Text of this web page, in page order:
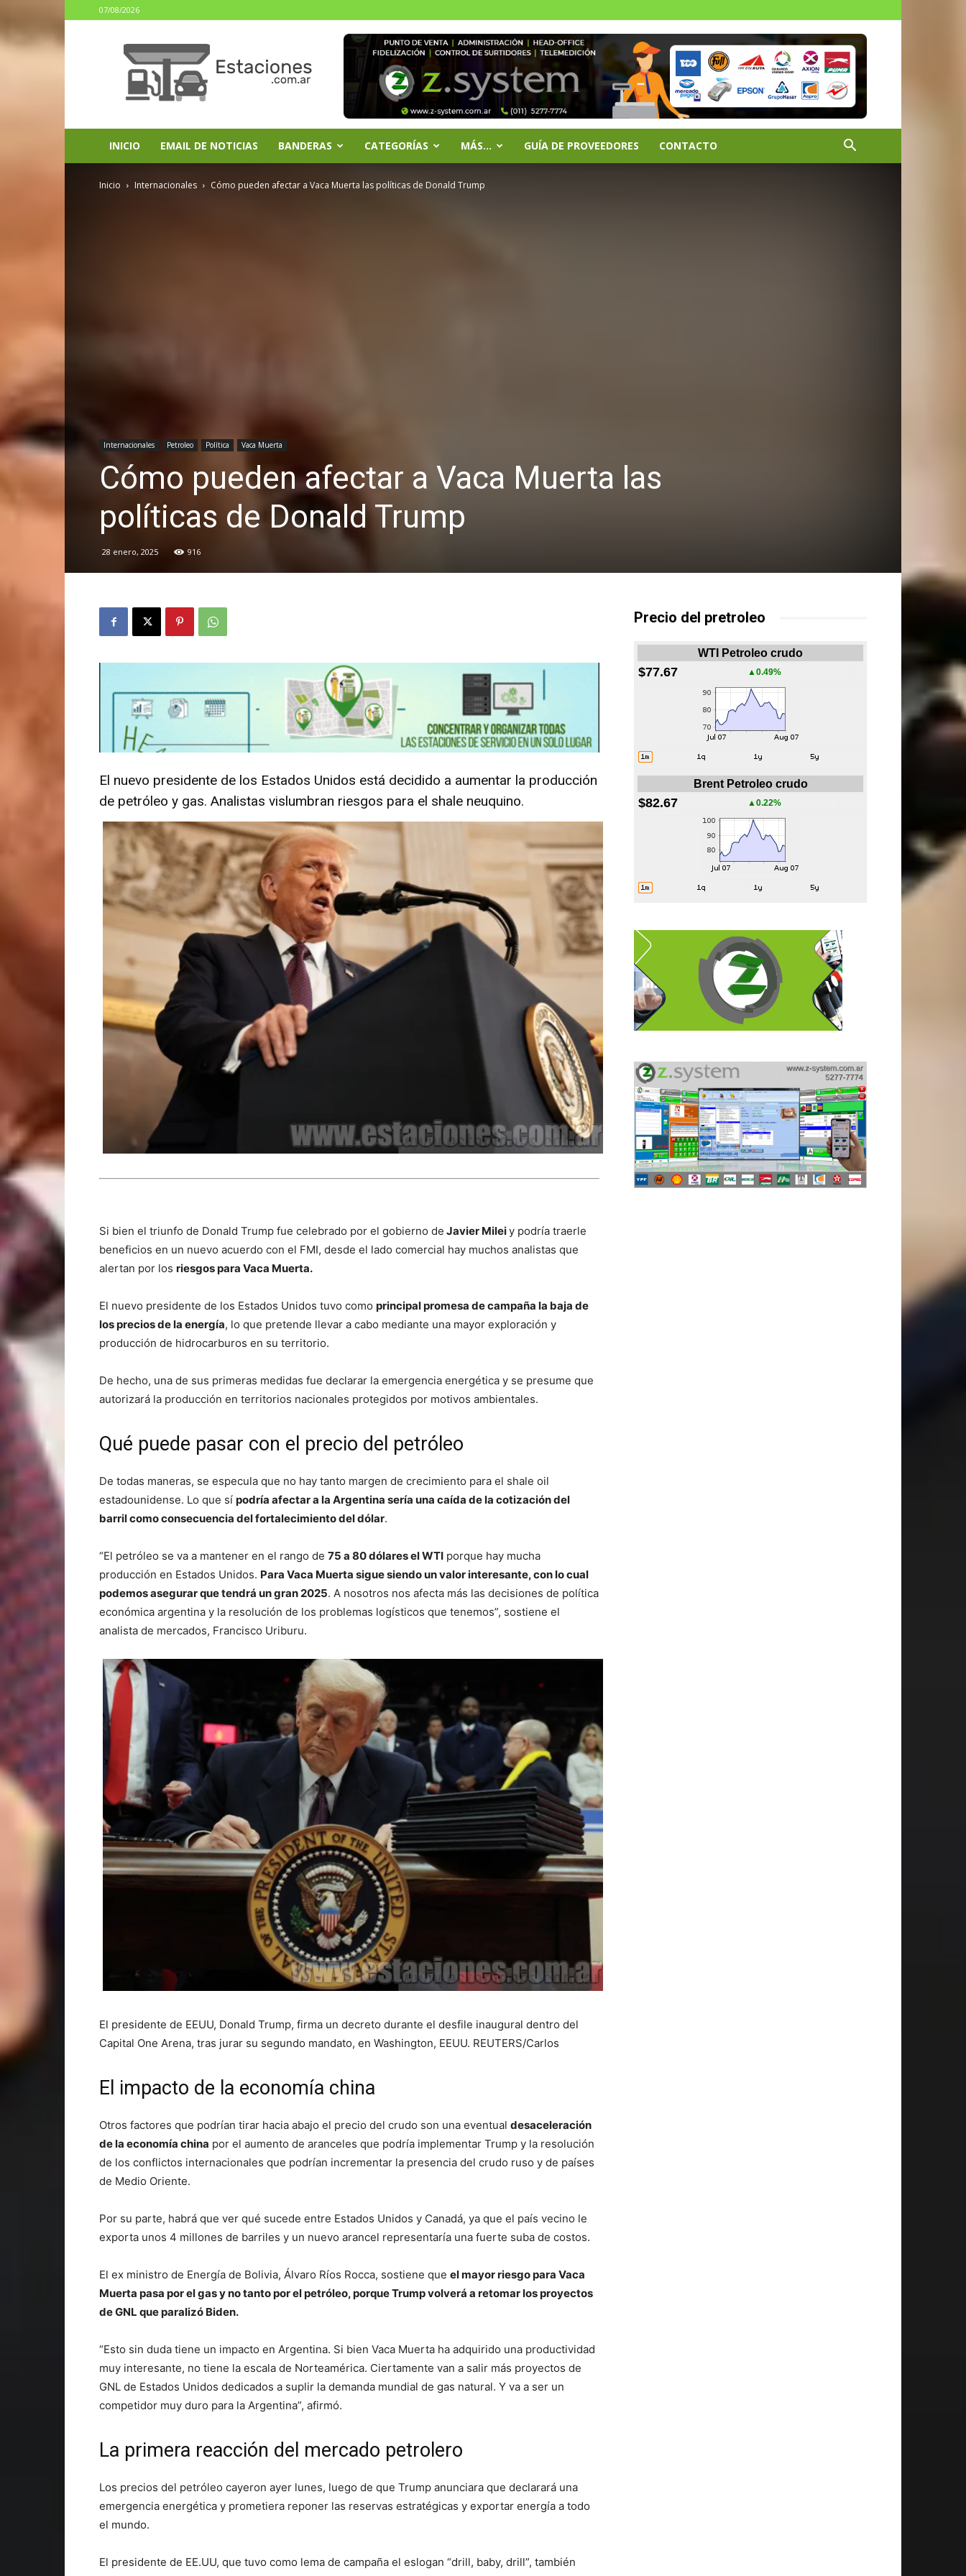
07/08/2026
INICIO EMAIL DE NOTICIAS BANDERAS CATEGORÍAS MÁS… GUÍA DE PROVEEDORES CONTACTO
Inicio Internacionales Cómo pueden afectar a Vaca Muerta las políticas de Donald Trump
Internacionales Petroleo Política Vaca Muerta
Cómo pueden afectar a Vaca Muerta las
políticas de Donald Trump
28 enero, 2025 916
El nuevo presidente de los Estados Unidos está decidido a aumentar la producción
de petróleo y gas. Analistas vislumbran riesgos para el shale neuquino.
Si bien el triunfo de Donald Trump fue celebrado por el gobierno de Javier Mileiy podría traerle
beneficios en un nuevo acuerdo con el FMI, desde el lado comercial hay muchos analistas que
alertan por los riesgos para Vaca Muerta.
El nuevo presidente de los Estados Unidos tuvo como principal promesa de campaña la baja de
los precios de la energía, lo que pretende llevar a cabo mediante una mayor exploración y
producción de hidrocarburos en su territorio.
De hecho, una de sus primeras medidas fue declarar la emergencia energética y se presume que
autorizará la producción en territorios nacionales protegidos por motivos ambientales.
Qué puede pasar con el precio del petróleo
De todas maneras, se especula que no hay tanto margen de crecimiento para el shale oil
estadounidense. Lo que sí podría afectar a la Argentina sería una caída de la cotización del
barril como consecuencia del fortalecimiento del dólar.
“El petróleo se va a mantener en el rango de 75 a 80 dólares el WTI porque hay mucha
producción en Estados Unidos. Para Vaca Muerta sigue siendo un valor interesante, con lo cual
podemos asegurar que tendrá un gran 2025. A nosotros nos afecta más las decisiones de política
económica argentina y la resolución de los problemas logísticos que tenemos”, sostiene el
analista de mercados, Francisco Uriburu.
El presidente de EEUU, Donald Trump, firma un decreto durante el desfile inaugural dentro del
Capital One Arena, tras jurar su segundo mandato, en Washington, EEUU. REUTERS/Carlos
El impacto de la economía china
Otros factores que podrían tirar hacia abajo el precio del crudo son una eventual desaceleración
de la economía china por el aumento de aranceles que podría implementar Trump y la resolución
de los conflictos internacionales que podrían incrementar la presencia del crudo ruso y de países
de Medio Oriente.
Por su parte, habrá que ver qué sucede entre Estados Unidos y Canadá, ya que el país vecino le
exporta unos 4 millones de barriles y un nuevo arancel representaría una fuerte suba de costos.
El ex ministro de Energía de Bolivia, Álvaro Ríos Rocca, sostiene que el mayor riesgo para Vaca
Muerta pasa por el gas y no tanto por el petróleo, porque Trump volverá a retomar los proyectos
de GNL que paralizó Biden.
“Esto sin duda tiene un impacto en Argentina. Si bien Vaca Muerta ha adquirido una productividad
muy interesante, no tiene la escala de Norteamérica. Ciertamente van a salir más proyectos de
GNL de Estados Unidos dedicados a suplir la demanda mundial de gas natural. Y va a ser un
competidor muy duro para la Argentina”, afirmó.
La primera reacción del mercado petrolero
Los precios del petróleo cayeron ayer lunes, luego de que Trump anunciara que declarará una
emergencia energética y prometiera reponer las reservas estratégicas y exportar energía a todo
el mundo.
El presidente de EE.UU, que tuvo como lema de campaña el eslogan “drill, baby, drill”, también
Precio del pretroleo
WTI Petroleo crudo
$77.67 ▲0.49%
Brent Petroleo crudo
$82.67 ▲0.22%